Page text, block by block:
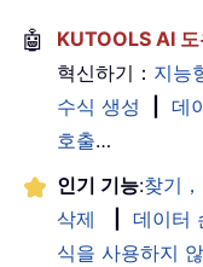
🤖 KUTOOLS AI 도
혁신하기： 지능
수식 생성
데
호출…
인기 기능:찾기
삭제
데이터
식을 사용하지